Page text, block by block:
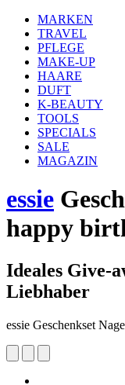
MARKEN
TRAVEL
PFLEGE
MAKE-UP
HAARE
DUFT
K-BEAUTY
TOOLS
SPECIALS
SALE
MAGAZIN
essie
happy
Ideales Give-
Liebhaber
essie Geschenkset